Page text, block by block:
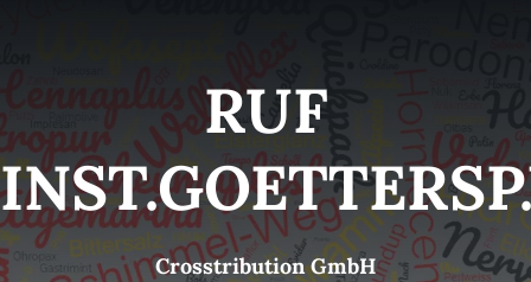
Brands
B2B-Shop
RUF
Crosstribution GmbH